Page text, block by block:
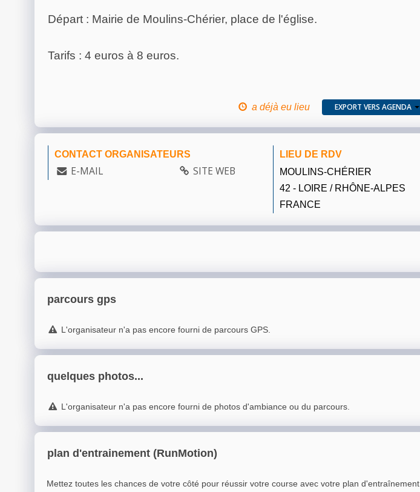
Départ : Mairie de Moulins-Chérier, place de l'église.
Tarifs : 4 euros à 8 euros.
a déjà eu lieu EXPORT VERS AGENDA
CONTACT ORGANISATEURS
E-MAIL SITE WEB
LIEU DE RDV
MOULINS-CHÉRIER
42 - LOIRE / RHÔNE-ALPES
FRANCE
parcours gps
L'organisateur n'a pas encore fourni de parcours GPS.
quelques photos...
L'organisateur n'a pas encore fourni de photos d'ambiance ou du parcours.
plan d'entrainement (RunMotion)
Mettez toutes les chances de votre côté pour réussir votre course avec votre plan d'entraînement